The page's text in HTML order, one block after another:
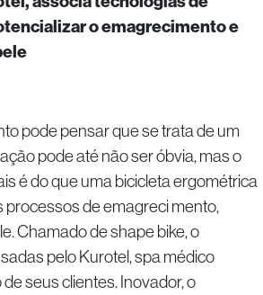
o emagrecimento e
pode pensar que se trata de um
pode até não ser óbvia, mas o
é do que uma bicicleta ergométrica
processos de emagreci mento,
Chamado de shape bike, o
pelo Kurotel, spa médico
seus clientes. Inovador, o